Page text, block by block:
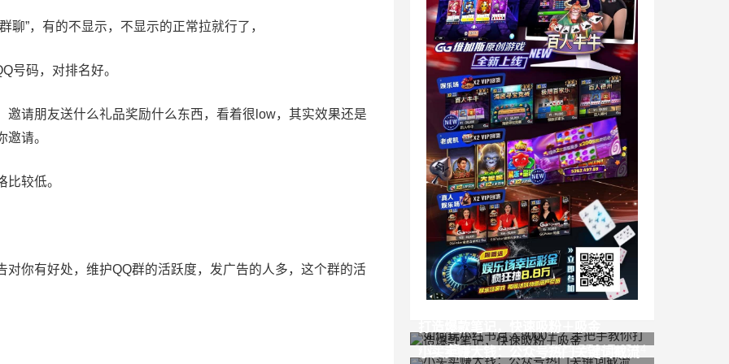
聊”，有的不显示，不显示的正常拉就行了，
号码，对排名好。
请朋友送什么礼品奖励什么东西，看着很low，其实效果还是
请。
较低。
你有好处，维护QQ群的活跃度，发广告的人多，这个群的活
上一篇 2022年7月24日 07:14